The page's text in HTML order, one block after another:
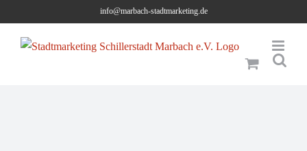
content
info@marbach-stadtmarketing.de